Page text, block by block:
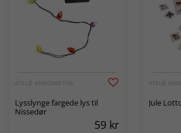
ATELJÉ MARGARETHA
Lysslynge fargede lys til
Nissedør
59 kr
ATELJÉ
Jule